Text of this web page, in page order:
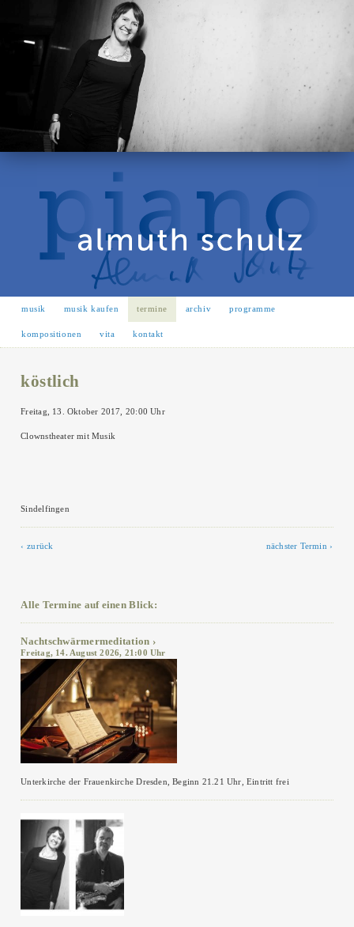
musik musik kaufen termine archiv programme
kompositionen vita kontakt
köstlich
Freitag, 13. Oktober 2017, 20:00 Uhr
Clownstheater mit Musik
Sindelfingen
zurück nächster Termin
Alle Termine auf einen Blick:
Nachtschwärmermeditation
Freitag, 14. August 2026, 21:00 Uhr
Unterkirche der Frauenkirche Dresden, Beginn 21.21 Uhr, Eintritt frei